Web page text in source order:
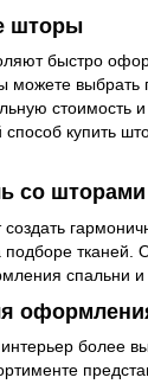
шторы
быстро
можете выбрать
стоимость
купить
со шторами
подборе тканей.
спальни и
более